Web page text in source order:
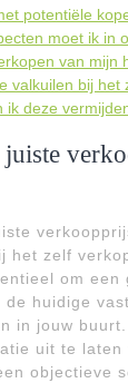
potentiële
moet ik in
van mijn
valkuilen bij het
ik deze
het zelf
om een
huidige
in jouw
uit te laten
objectieve